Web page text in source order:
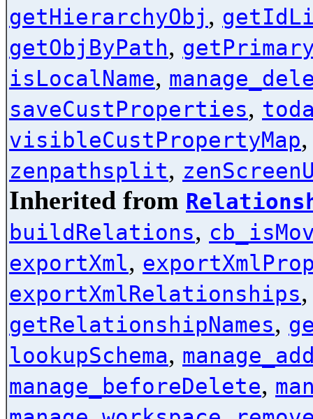
getHierarchyObj ,
getObjByPath,
isLocalName,
saveCustProperties,
visibleCustPropertyMap
zenpathsplit,
Inherited from
buildRelations,
exportXml,
exportXmlRelationships
getRelationshipNames,
lookupSchema,
manage_beforeDelete,